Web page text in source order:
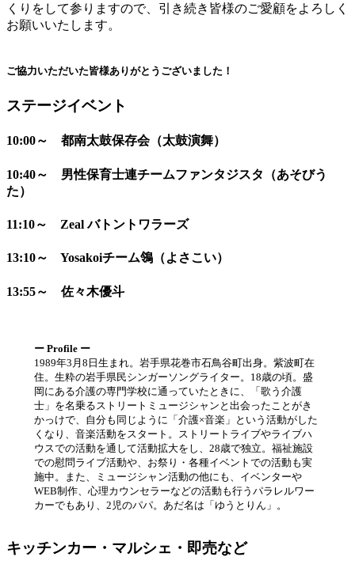
くりをして参りますので、引き続き皆様のご愛顧をよろしく
お願いいたします。
ご協力いただいた皆様ありがとうございました！
ステージイベント
10:00～ 都南太鼓保存会（太鼓演舞）
10:40～ 男性保育士連チームファンタジスタ（あそびう
た）
11:10～ Zeal バトントワラーズ
13:10～ Yosakoiチーム鴒（よさこい）
13:55～ 佐々木優斗
ー Profile ー
1989年3月8日生まれ。岩手県花巻市石鳥谷町出身。紫波町在
住。生粋の岩手県民シンガーソングライター。18歳の頃。盛
岡にある介護の専門学校に通っていたときに、「歌う介護
士」を名乗るストリートミュージシャンと出会ったことがき
かっけで、自分も同じように「介護×音楽」という活動がした
くなり、音楽活動をスタート。ストリートライブやライブハ
ウスでの活動を通して活動拡大をし、28歳で独立。福祉施設
での慰問ライブ活動や、お祭り・各種イベントでの活動も実
施中。また、ミュージシャン活動の他にも、イベンターや
WEB制作、心理カウンセラーなどの活動も行うパラレルワー
カーでもあり、2児のパパ。あだ名は「ゆうとりん」。
キッチンカー・マルシェ・即売など